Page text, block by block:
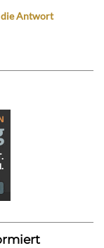
die Antwort